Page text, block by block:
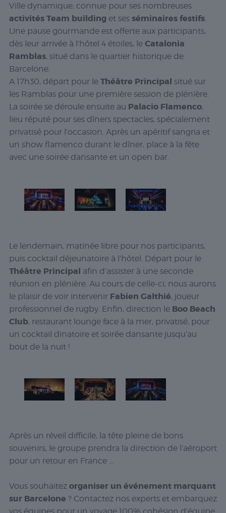
Ville dynamique, connue pour ses nombreuses
activités Team building et ses séminaires festifs.
Une pause gourmande est offerte aux participants,
dès leur arrivée à l’hôtel 4 étoiles, le Catalonia
Ramblas, situé dans le quartier historique de
Barcelone.
A 17h30, départ pour le Théâtre Principal situé sur
les Ramblas pour une première session de plénière.
La soirée se déroule ensuite au Palacio Flamenco,
lieu réputé pour ses dîners spectacles, spécialement
privatisé pour l’occasion. Après un apéritif sangria et
un show flamenco durant le dîner, place à la fête
avec une soirée dansante et un open bar.
Le lendemain, matinée libre pour nos participants,
puis cocktail déjeunatoire à l’hôtel. Départ pour le
Théâtre Principal afin d’assister à une seconde
réunion en plénière. Au cours de celle-ci, nous aurons
le plaisir de voir intervenir Fabien Galthié, joueur
professionnel de rugby. Enfin, direction le Boo Beach
Club, restaurant lounge face à la mer, privatisé, pour
un cocktail dinatoire et soirée dansante jusqu’au
bout de la nuit !
Après un réveil difficile, la tête pleine de bons
souvenirs, le groupe prendra la direction de l’aéroport
pour un retour en France …
Vous souhaitez organiser un événement marquant
sur Barcelone ? Contactez nos experts et embarquez